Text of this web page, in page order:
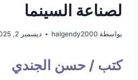
لصناعة السينما
بواسطة halgendy2000 ديسمبر 2, 2025
كتب / حسن الجندي